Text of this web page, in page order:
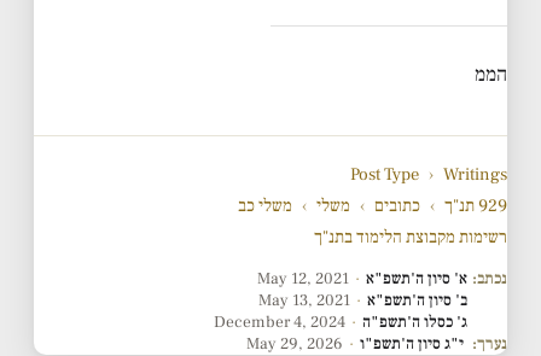
הממ
Post Type › Writings
929 תנ"ך
› כתובים › משלי › משלי כב
רשימות מקבוצת הלימוד בתנ"ך
נכתב: א' סיון ה'תשפ"א ·
May 12, 2021
ב' סיון ה'תשפ"א ·
May 13, 2021
ג' כסלו ה'תשפ"ה ·
December 4, 2024
נערך: י"ג סיון ה'תשפ"ו ·
May 29, 2026